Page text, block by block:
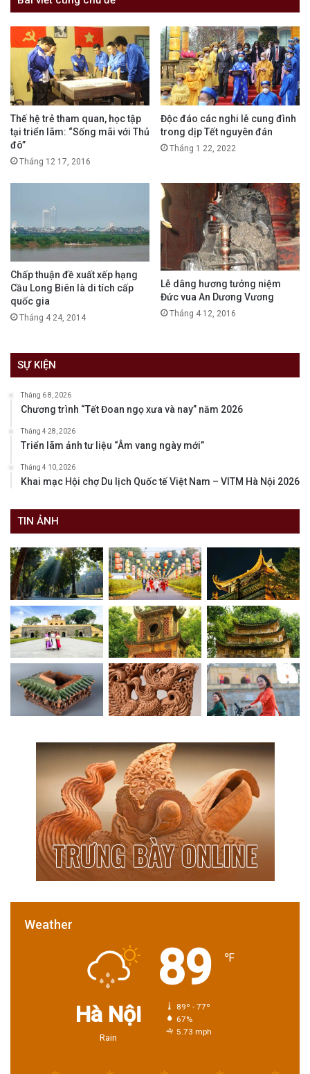
Thế hệ trẻ tham quan, học tập
tại triển lãm: “Sống mãi với Thủ
đô”
Tháng 12 17, 2016
Độc đáo các nghi lễ cung đình
trong dịp Tết nguyên đán
Tháng 1 22, 2022
Chấp thuận đề xuất xếp hạng
Cầu Long Biên là di tích cấp
quốc gia
Tháng 4 24, 2014
Lễ dâng hương tưởng niệm
Đức vua An Dương Vương
Tháng 4 12, 2016
SỰ KIỆN
Tháng 6 8, 2026
Chương trình “Tết Đoan ngọ xưa và nay” năm 2026
Tháng 4 28, 2026
Triển lãm ảnh tư liệu “Âm vang ngày mới”
Tháng 4 10, 2026
Khai mạc Hội chợ Du lịch Quốc tế Việt Nam – VITM Hà Nội 2026
TIN ẢNH
Weather
Hà Nội
Rain
89 ℉
89º - 77º
67%
5.73 mph